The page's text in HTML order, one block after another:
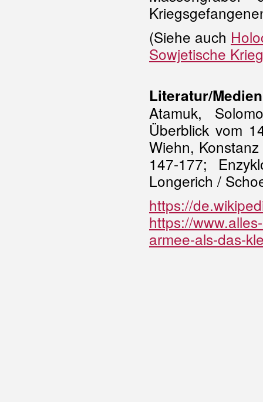
(Siehe auch
Sowjetische
Literatur/Medien
Atamuk,
Überblick vom
Wiehn,
147-177;
Longerich /
https://
https://
armee-als-das-